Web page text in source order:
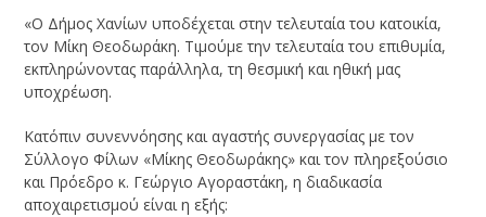
«Ο Δήμος Χανίων υποδέχεται στην τελευταία του κατοικία,
τον Μίκη Θεοδωράκη. Τιμούμε την τελευταία του επιθυμία,
εκπληρώνοντας παράλληλα, τη θεσμική και ηθική μας
υποχρέωση.
Κατόπιν συνεννόησης και αγαστής συνεργασίας με τον
Σύλλογο Φίλων «Μίκης Θεοδωράκης» και τον πληρεξούσιο
και Πρόεδρο κ. Γεώργιο Αγοραστάκη, η διαδικασία
αποχαιρετισμού είναι η εξής: